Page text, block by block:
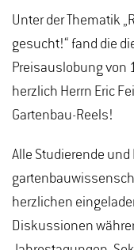
Unter der Thematik
gesucht!“ fand die
Preisauslobung von
herzlich Herrn Eric
Gartenbau-Reels!
Alle Studierende
herzlichen
Diskussionen